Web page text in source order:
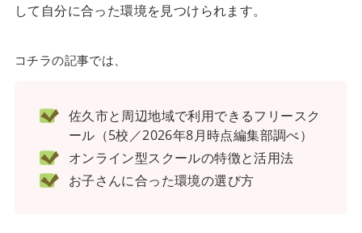
して自分に合った環境を見つけられます。
コチラの記事では、
佐久市と周辺地域で利用できるフリースク
ール（5校／2026年8月時点編集部調べ）
オンライン型スクールの特徴と活用法
お子さんに合った環境の選び方